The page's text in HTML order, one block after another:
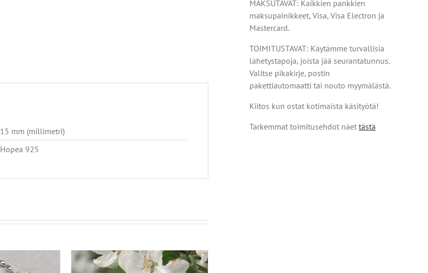
15 mm (millimetri)
Hopea 925
MAKSUTAVAT: Kaikkien pankkien
maksupainikkeet, Visa, Visa Electron ja
Mastercard.
TOIMITUSTAVAT: Käytämme turvallisia
lähetystapoja, joista jää seurantatunnus.
Valitse pikakirje, postin
pakettiautomaatti tai nouto myymälästä.
Kiitos kun ostat kotimaista käsityötä!
Tarkemmat toimitusehdot näet tästä